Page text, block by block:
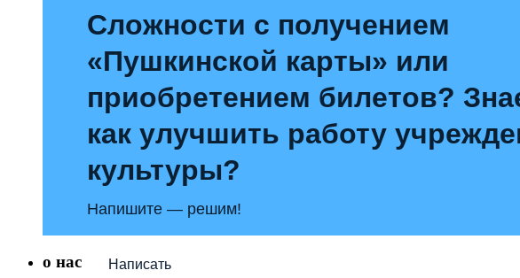
Сложности с получением
«Пушкинской карты» или
приобретением билетов?
как улучшить работу
культуры?
Напишите — решим!
Написать
о нас